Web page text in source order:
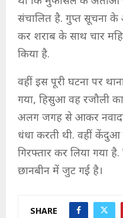
संचालित है. गुप्त सूचना के
कर शराब के साथ चार
किया है.
वहीं इस पूरी घटना पर
गया, हिसुआ वह रजौली
अलग जगह से आकर
धंधा करती थी. वहीं
गिरफ्तार कर लिया गया
छानबीन में जुट गई है।
SHARE